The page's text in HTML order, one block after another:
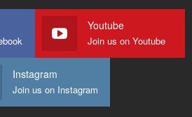
Youtube
Join us on Youtube
Instagram
Join us on Instagram